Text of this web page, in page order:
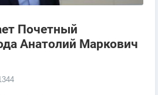
Почетный
Анатолий Маркович